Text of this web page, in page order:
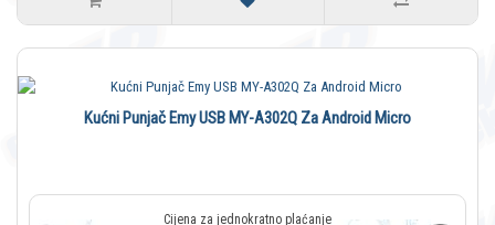
Kućni Punjač Emy USB MY-A302Q Za Android Micro